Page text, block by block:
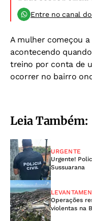
Entre no canal
A mulher começou
acontecendo
treino por conta de
ocorrer no bairro
Leia Também:
URGENTE
Urgente!
Sussuarana
Operações
violentas na